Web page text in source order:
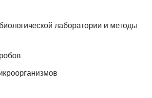
лаборатории и методы